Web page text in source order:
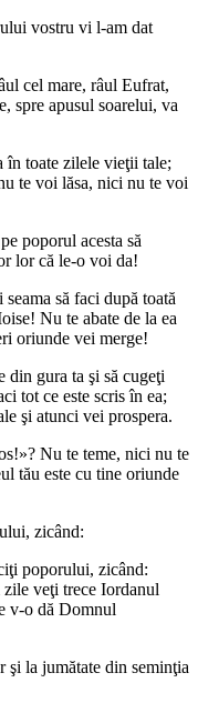
vostru vi l-am dat
cel mare, râul Eufrat,
spre apusul soarelui, va
în toate zilele vieţii tale;
te voi lăsa, nici nu te voi
poporul acesta să
lor că le-o voi da!
să faci după toată
Nu te abate de la ea
oriunde vei merge!
din gura ta şi să cugeţi
tot ce este scris în ea;
şi atunci vei prospera.
Nu te teme, nici nu te
tău este cu tine oriunde
zicând:
poporului, zicând:
zile veţi trece Iordanul
v-o dă Domnul
la jumătate din seminţia